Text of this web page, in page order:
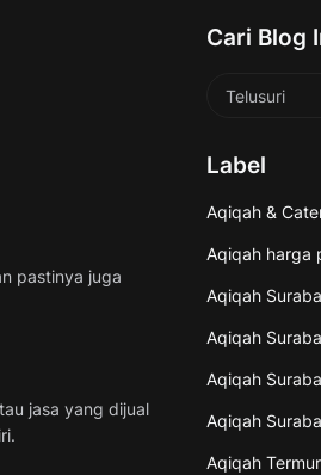
pastinya juga
jasa yang dijual
Cari Blog
Label
Aqiqah &
Aqiqah harga
Aqiqah
Aqiqah
Aqiqah
Aqiqah
Aqiqah